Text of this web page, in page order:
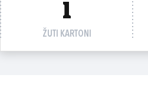
1
ŽUTI KARTONI